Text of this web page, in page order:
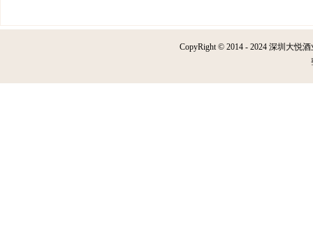
CopyRight © 2014 - 2024 深圳大悦